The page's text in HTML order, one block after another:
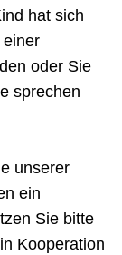
hat sich
oder Sie
sprechen
unserer
ein
Sie bitte
Kooperation